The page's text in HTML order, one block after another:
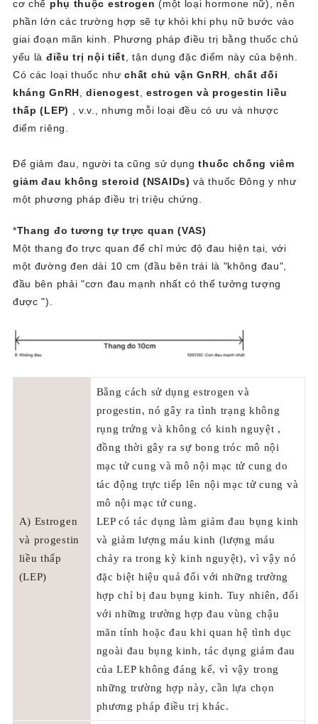
cơ chế phụ thuộc estrogen (một loại hormone nữ), nên
phần lớn các trường hợp sẽ tự khỏi khi phụ nữ bước vào
giai đoạn mãn kinh. Phương pháp điều trị bằng thuốc chủ
yếu là điều trị nội tiết , tận dụng đặc điểm này của bệnh.
Có các loại thuốc nhưchất chủ vận GnRH
chất đối
kháng GnRH ,dienogest ,estrogen và progestin liều
thấp (LEP)
, v.v., nhưng mỗi loại đều có ưu và nhược
điểm riêng.
Để giảm đau, người ta cũng sử dụngthuốc chống viêm
giảm đau không steroid (NSAIDs) và thuốc Đông y như
một phương pháp điều trị triệu chứng.
*Thang đo tương tự trực quan (VAS)
Một thang đo trực quan để chỉ mức độ đau hiện tại, với
một đường đen dài 10 cm (đầu bên trái là "không đau",
đầu bên phải "cơn đau mạnh nhất có thể tưởng tượng
được ").
A) Estrogen
và progestin
liều thấp
(LEP)
Bằng cách sử dụng estrogen và
progestin, nó gây ra tình trạng không
rụng trứng và không có kinh nguyệt ,
đồng thời gây ra sự bong tróc mô nội
mạc tử cung và mô nội mạc tử cung do
tác động trực tiếp lên nội mạc tử cung và
mô nội mạc tử cung.
LEP có tác dụng làm giảm đau bụng kinh
và giảm lượng máu kinh (lượng máu
chảy ra trong kỳ kinh nguyệt), vì vậy nó
đặc biệt hiệu quả đối với những trường
hợp chỉ bị đau bụng kinh. Tuy nhiên, đối
với những trường hợp đau vùng chậu
mãn tính hoặc đau khi quan hệ tình dục
ngoài đau bụng kinh, tác dụng giảm đau
của LEP không đáng kể, vì vậy trong
những trường hợp này, cần lựa chọn
phương pháp điều trị khác.